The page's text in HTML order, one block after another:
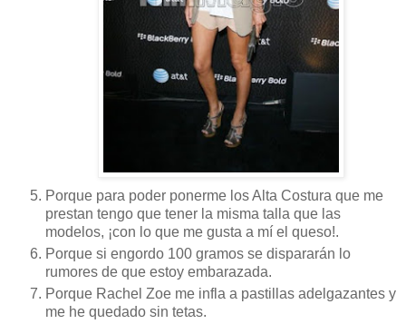
Porque para poder ponerme los Alta Costura que me
prestan tengo que tener la misma talla que las
modelos, ¡con lo que me gusta a mí el queso!.
Porque si engordo 100 gramos se dispararán lo
rumores de que estoy embarazada.
Porque Rachel Zoe me infla a pastillas adelgazantes y
me he quedado sin tetas.